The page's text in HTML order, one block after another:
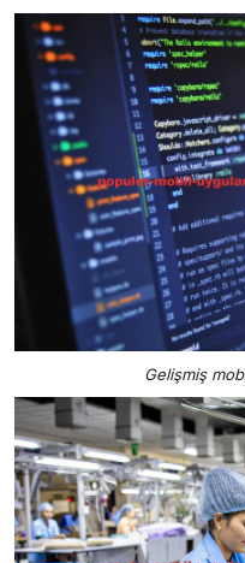
Gelişmiş